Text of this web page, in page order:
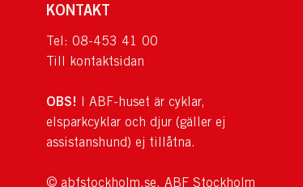
KONTAKT
Tel: 08-453 41 00
Till kontaktsidan
OBS! I ABF-huset är cyklar,
elsparkcyklar och djur (gäller ej
assistanshund) ej tillåtna.
© abfstockholm.se, ABF Stockholm